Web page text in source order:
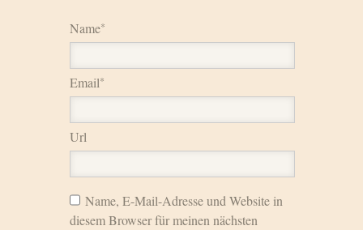
Name*
Email*
Url
Name, E-Mail-Adresse und Website in
diesem Browser für meinen nächsten